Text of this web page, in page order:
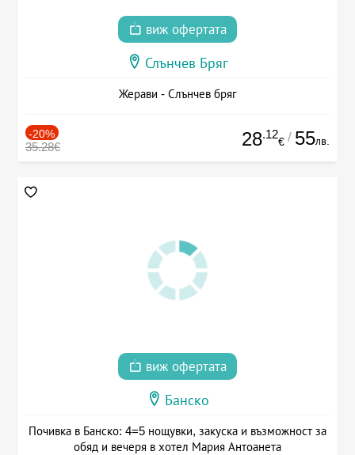
виж офертата
Слънчев Бряг
Жерави - Слънчев бряг
-20%
35.28€ 28.12
€ / 55лв.
виж офертата
Банско
Почивка в Банско: 4=5 нощувки, закуска и възможност за
обяд и вечеря в хотел Мария Антоанета